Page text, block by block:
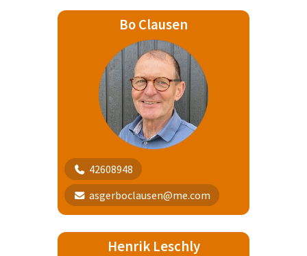
Bo Clausen
42608948
asgerboclausen@me.com
Henrik Leschly